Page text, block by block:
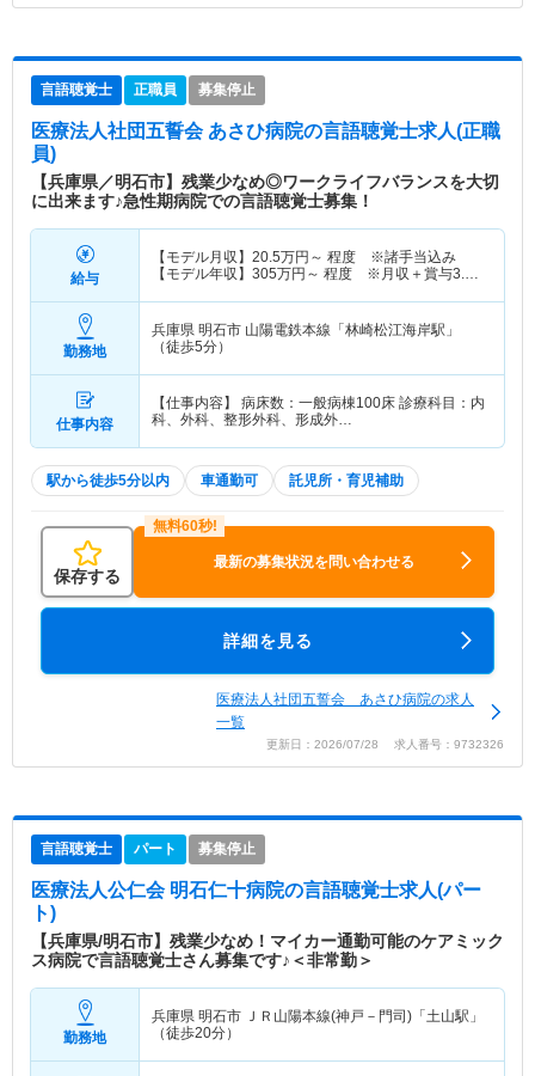
言語聴覚士 正職員 募集停止
医療法人社団五誓会 あさひ病院の言語聴覚士求人(正職
員)
【兵庫県／明石市】残業少なめ◎ワークライフバランスを大切
に出来ます♪急性期病院での言語聴覚士募集！
給与
【モデル月収】 20.5万円～ 程度 ※諸手当込み
【モデル年収】 305万円～ 程度 ※月収＋賞与3.4
勤務地
兵庫県 明石市 山陽電鉄本線「林崎松江海岸駅」
（徒歩5分）
仕事内容
【仕事内容】 病床数：一般病棟100床 診療科目：内
科、外科、整形外科、形成外…
駅から徒歩5分以内 車通勤可 託児所・育児補助
保存する
最新の募集状況を問い合わせる
詳細を見る
医療法人社団五誓会 あさひ病院の求人
一覧
更新日：2026/07/28 求人番号：9732326
言語聴覚士 パート 募集停止
医療法人公仁会 明石仁十病院の言語聴覚士求人(パー
ト)
【兵庫県/明石市】残業少なめ！マイカー通勤可能のケアミック
ス病院で言語聴覚士さん募集です♪＜非常勤＞
勤務地
兵庫県 明石市 ＪＲ山陽本線(神戸－門司)「土山駅」
（徒歩20分）